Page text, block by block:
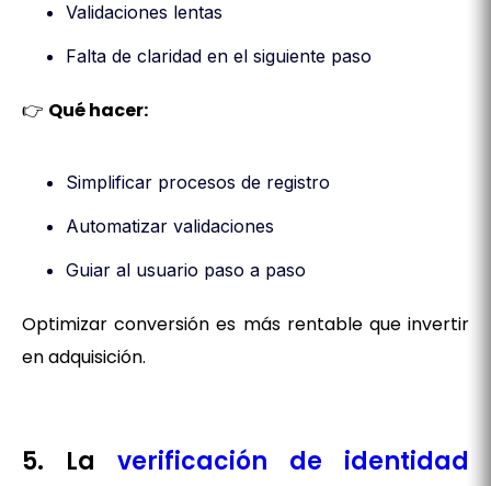
Validaciones lentas
Falta de claridad en el siguiente paso
👉 Qué hacer:
Simplificar procesos de registro
Automatizar validaciones
Guiar al usuario paso a paso
Optimizar conversión es más rentable que invertir
en adquisición.
5. La verificación de identidad